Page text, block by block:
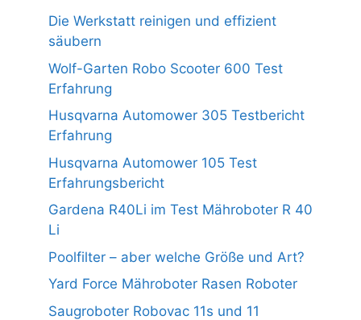
Die Werkstatt reinigen und effizient
säubern
Wolf-Garten Robo Scooter 600 Test
Erfahrung
Husqvarna Automower 305 Testbericht
Erfahrung
Husqvarna Automower 105 Test
Erfahrungsbericht
Gardena R40Li im Test Mähroboter R 40
Li
Poolfilter – aber welche Größe und Art?
Yard Force Mähroboter Rasen Roboter
Saugroboter Robovac 11s und 11